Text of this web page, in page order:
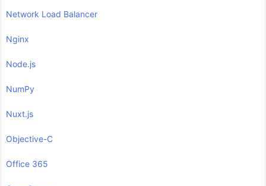
Network Load Balancer
Nginx
Node.js
NumPy
Nuxt.js
Objective-C
Office 365